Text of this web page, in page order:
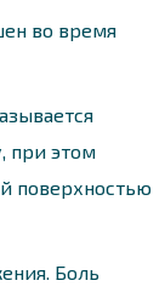
во время
при этом
поверхностью
Боль